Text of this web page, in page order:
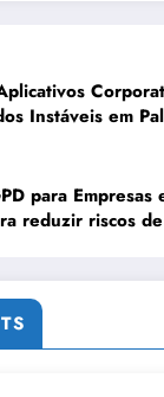
Instáveis em
para Empresas
reduzir riscos